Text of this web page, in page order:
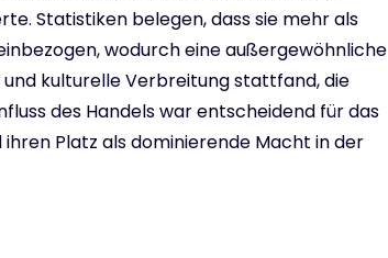
Statistiken belegen, dass sie mehr als
wodurch eine außergewöhnliche
und kulturelle Verbreitung stattfand, die
des Handels war entscheidend für das
Platz als dominierende Macht in der